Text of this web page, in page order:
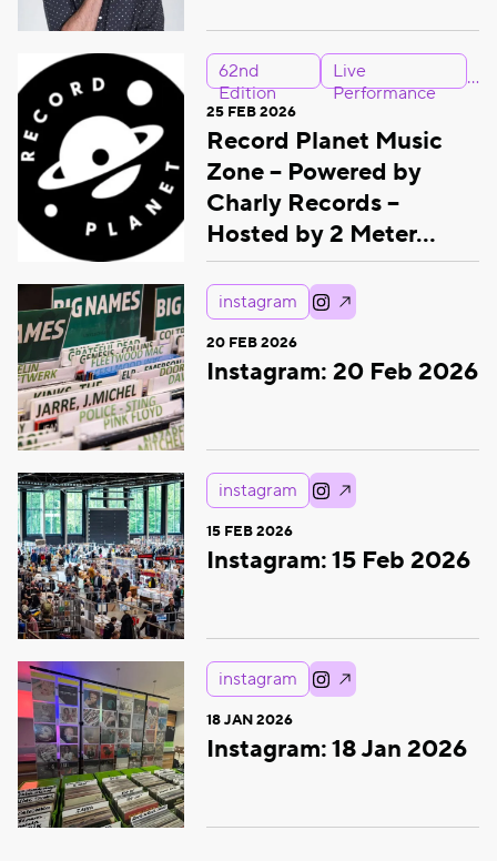
62nd
Edition
Live
Performance
25 FEB 2026
Record Planet Music
Zone – Powered by
Charly Records –
Hosted by 2 Meter…
instagram
20 FEB 2026
Instagram: 20 Feb 2026
instagram
15 FEB 2026
Instagram: 15 Feb 2026
instagram
18 JAN 2026
Instagram: 18 Jan 2026